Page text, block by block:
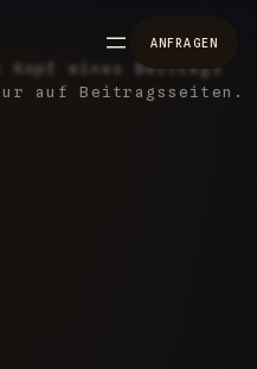
ANFRAGEN
Kopf eines Beitrags
auf Beitragsseiten.